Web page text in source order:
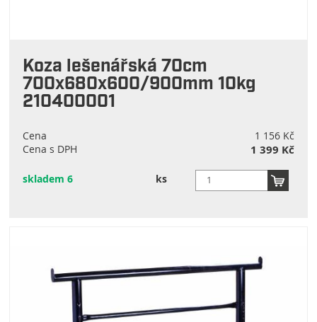
Koza lešenářská 70cm
700x680x600/900mm 10kg
210400001
Cena
1 156 Kč
Cena s DPH
1 399 Kč
skladem 6 ks